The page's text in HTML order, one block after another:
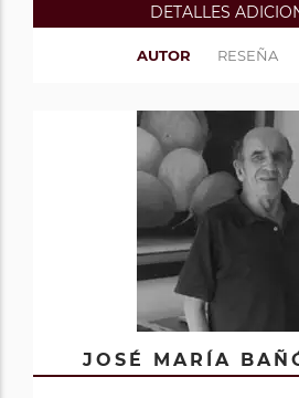
DETALLES
AUTOR RESEÑA
JOSÉ MARÍA